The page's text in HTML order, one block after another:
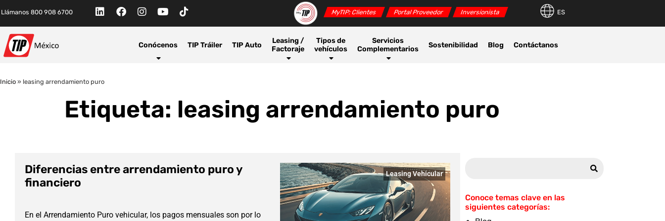
Llámanos 800 908 6700 MyTIP: Clientes Portal Proveedor Inversionista ES
Conócenos TIP Tráiler TIP Auto
Leasing /
Factoraje
Tipos de
vehículos
Servicios
Complementarios
Sostenibilidad Blog Contáctanos
Inicio » leasing arrendamiento puro
Etiqueta: leasing arrendamiento puro
Diferencias entre arrendamiento puro y
financiero
Leasing Vehicular
En el Arrendamiento Puro vehicular, los pagos mensuales son por lo
Conoce temas clave en las
siguientes categorías: